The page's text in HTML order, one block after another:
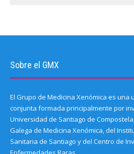
Sobre el GMX
El Grupo de Medicina Xenómica es una
conjunta formada principalmente por
Universidad de Santiago de
Galega de Medicina Xenómica, del
Sanitaria de Santiago y del Centro de